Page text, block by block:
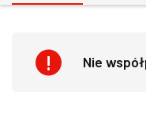
Nie